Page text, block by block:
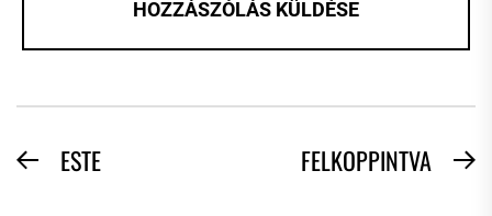
BEJEGYZÉS
Previous
ESTE FELKOPPINTVA